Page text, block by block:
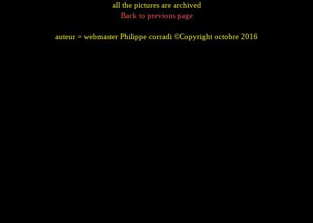
all the pictures are archived
Back to previous page
auteur = webmaster Philippe corradi ©Copyright octobre 2016